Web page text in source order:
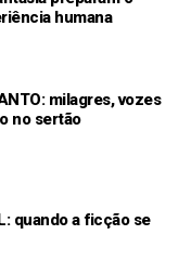
humana
milagres, vozes
no sertão
quando a ficção se